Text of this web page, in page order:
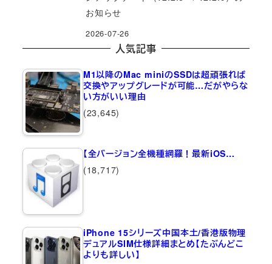
お知らせ
2026-07-26
人気記事
M1以降のMac miniのSSDは超頑張れば
交換やアップグレードが可能…だがやらな
い方がいい理由
(23,645)
【全バージョン全機種網羅！最新iOS…
(18,717)
iPhone 15シリーズ中国本土/香港版物理
デュアルSIM仕様詳細まとめ【たぶんどこ
よりも詳しい】